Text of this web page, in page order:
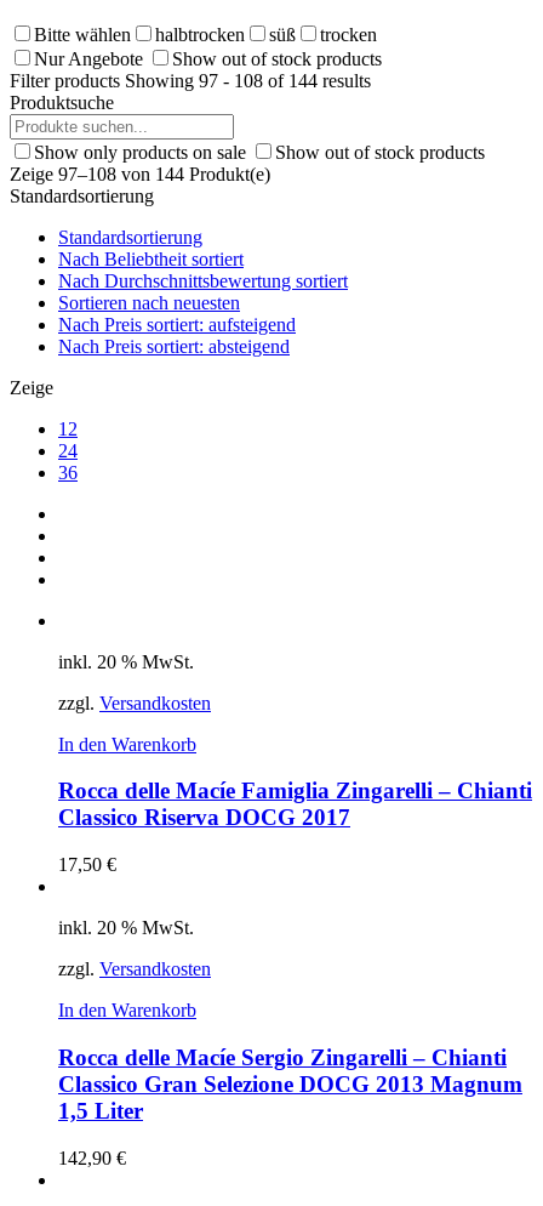
Bitte wählen halbtrocken süß
trocken
Nur Angebote
Show out of stock products
Filter products Showing 97 - 108 of 144 results
Produktsuche
Show only products on sale
Show out of stock products
Zeige 97–108 von 144 Produkt(e)
Standardsortierung
Standardsortierung
Nach Beliebtheit sortiert
Nach Durchschnittsbewertung sortiert
Sortieren nach neuesten
Nach Preis sortiert: aufsteigend
Nach Preis sortiert: absteigend
Zeige
12
24
36
inkl. 20 % MwSt.
zzgl. Versandkosten
In den Warenkorb
Rocca delle Macíe Famiglia Zingarelli – Chianti
Classico Riserva DOCG 2017
17,50 €
inkl. 20 % MwSt.
zzgl. Versandkosten
In den Warenkorb
Rocca delle Macíe Sergio Zingarelli – Chianti
Classico Gran Selezione DOCG 2013 Magnum
1,5 Liter
142,90 €